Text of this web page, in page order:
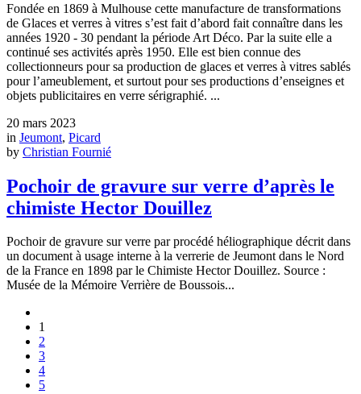
Fondée en 1869 à Mulhouse cette manufacture de transformations
de Glaces et verres à vitres s’est fait d’abord fait connaître dans les
années 1920 - 30 pendant la période Art Déco. Par la suite elle a
continué ses activités après 1950. Elle est bien connue des
collectionneurs pour sa production de glaces et verres à vitres sablés
pour l’ameublement, et surtout pour ses productions d’enseignes et
objets publicitaires en verre sérigraphié. ...
20 mars 2023
in Jeumont, Picard
by Christian Fournié
Pochoir de gravure sur verre d’après le
chimiste Hector Douillez
Pochoir de gravure sur verre par procédé héliographique décrit dans
un document à usage interne à la verrerie de Jeumont dans le Nord
de la France en 1898 par le Chimiste Hector Douillez. Source :
Musée de la Mémoire Verrière de Boussois...
1
2
3
4
5